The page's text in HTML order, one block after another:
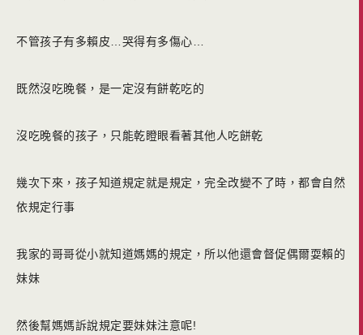
不管孩子有多賴皮…哭得有多傷心…
既然沒吃晚餐，是一定沒有餅乾吃的
沒吃晚餐的孩子，只能乾瞪眼看著其他人吃餅乾
幾次下來，孩子知道規定就是規定，完全改變不了時，都會自然
依規定行事
我家的哥哥從小就知道媽媽的規定，所以他還會督促偶爾耍賴的
妹妹
然後幫媽媽訴說規定要妹妹注意呢!